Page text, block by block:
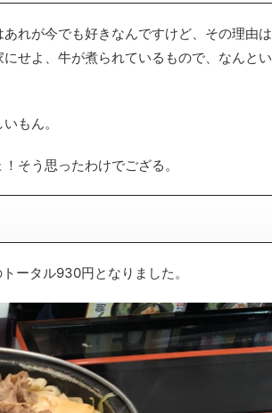
れが今でも好きなんですけど、その理由は
せよ、牛が煮られているもので、なんとい
もん。
そう思ったわけでござる。
ータル930円となりました。